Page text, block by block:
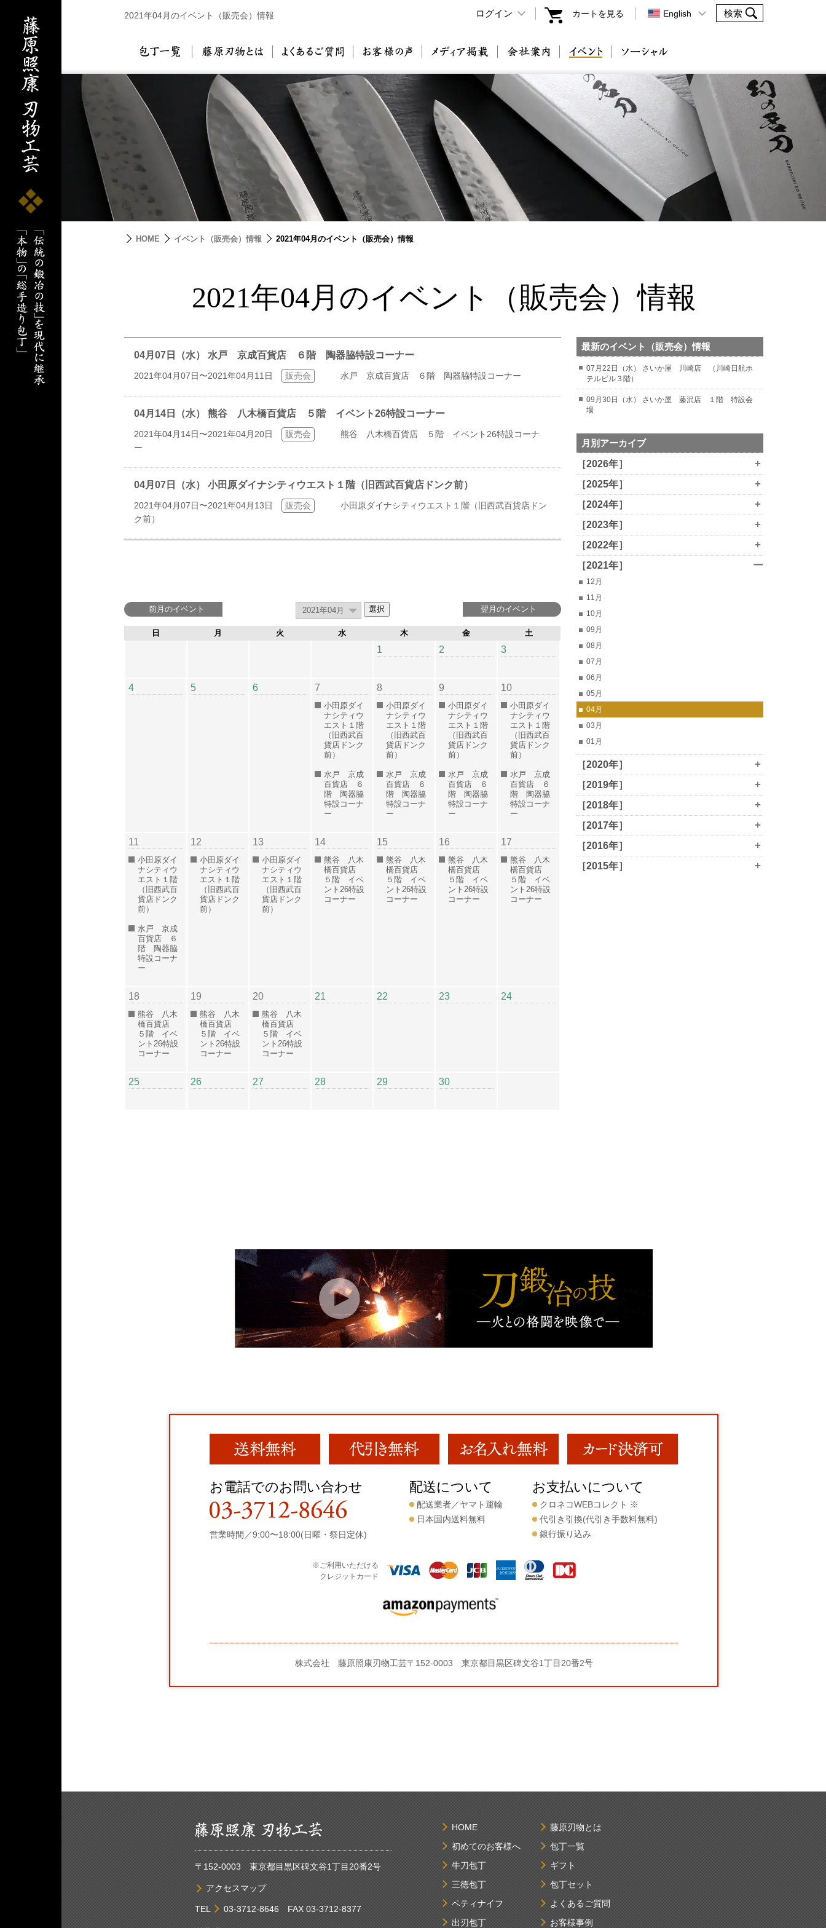
2021年04月のイベント（販売会）情報 ログイン カートを見る English
包丁一覧 藤原刃物とは よくあるご質問 お客様の声 メディア掲載 会社案内 イベント
HOME イベント（販売会）情報 2021年04月のイベント（販売会）情報
2021年04月のイベント（販売会）情報
04月07日（水） 水戸 京成百貨店 ６階 陶器脇特設コーナー
2021年04月07日〜2021年04月11日 販売会 水戸 京成百貨店 ６階 陶器脇特設コーナー
04月14日（水） 熊谷 八木橋百貨店 ５階 イベント26特設コーナー
2021年04月14日〜2021年04月20日 販売会
熊谷 八木橋百貨店 ５階 イベント26特設コーナ
ー
04月07日（水） 小田原ダイナシティウエスト１階（旧西武百貨店ドンク前）
2021年04月07日〜2021年04月13日 販売会
小田原ダイナシティウエスト１階（旧西武百貨店ドン
ク前）
前月のイベント 翌月のイベント
日 月 火 水 木 金 土
1 2 3
4 5 6 7
小田原ダイ
ナシティウ
エスト１階
（旧西武百
貨店ドンク
前）
水戸 京成
百貨店 ６
階 陶器脇
特設コーナ
ー
8
小田原ダイ
ナシティウ
エスト１階
（旧西武百
貨店ドンク
前）
水戸 京成
百貨店 ６
階 陶器脇
特設コーナ
ー
9
小田原ダイ
ナシティウ
エスト１階
（旧西武百
貨店ドンク
前）
水戸 京成
百貨店 ６
階 陶器脇
特設コーナ
ー
10
小田原ダイ
ナシティウ
エスト１階
（旧西武百
貨店ドンク
前）
水戸 京成
百貨店 ６
階 陶器脇
特設コーナ
ー
11
小田原ダイ
ナシティウ
エスト１階
（旧西武百
貨店ドンク
前）
水戸 京成
百貨店 ６
階 陶器脇
特設コーナ
ー
12
小田原ダイ
ナシティウ
エスト１階
（旧西武百
貨店ドンク
前）
13
小田原ダイ
ナシティウ
エスト１階
（旧西武百
貨店ドンク
前）
14
熊谷 八木
橋百貨店
５階 イベ
ント26特設
コーナー
15
熊谷 八木
橋百貨店
５階 イベ
ント26特設
コーナー
16
熊谷 八木
橋百貨店
５階 イベ
ント26特設
コーナー
17
熊谷 八木
橋百貨店
５階 イベ
ント26特設
コーナー
18
熊谷 八木
橋百貨店
５階 イベ
ント26特設
コーナー
19
熊谷 八木
橋百貨店
５階 イベ
ント26特設
コーナー
20
熊谷 八木
橋百貨店
５階 イベ
ント26特設
コーナー
21 22 23 24
25 26 27 28 29 30
最新のイベント（販売会）情報
07月22日（水） さいか屋 川崎店 （川崎日航ホ
テルビル３階）
09月30日（水） さいか屋 藤沢店 １階 特設会
場
月別アーカイブ
［2026年］
+
［2025年］ +
［2024年］ +
［2023年］ +
［2022年］ +
［2021年］ ー
12月
11月
10月
09月
08月
07月
06月
05月
04月
03月
01月
［2020年］ +
［2019年］ +
［2018年］ +
［2017年］ +
［2016年］ +
［2015年］ +
お電話でのお問い合わせ
営業時間／9:00〜18:00(日曜・祭日定休)
配送について
配送業者／ヤマト運輸
日本国内送料無料
お支払いについて
クロネコWEBコレクト ※
代引き引換(代引き手数料無料)
銀行振り込み
※ご利用いただける
クレジットカード
株式会社 藤原照康刃物工芸〒152-0003 東京都目黒区碑文谷1丁目20番2号
〒152-0003 東京都目黒区碑文谷1丁目20番2号
アクセスマップ
TEL 03-3712-8646FAX 03-3712-8377
HOME
初めてのお客様へ
牛刀包丁
三徳包丁
ペティナイフ
出刃包丁
藤原刃物とは
包丁一覧
ギフト
包丁セット
よくあるご質問
お客様事例